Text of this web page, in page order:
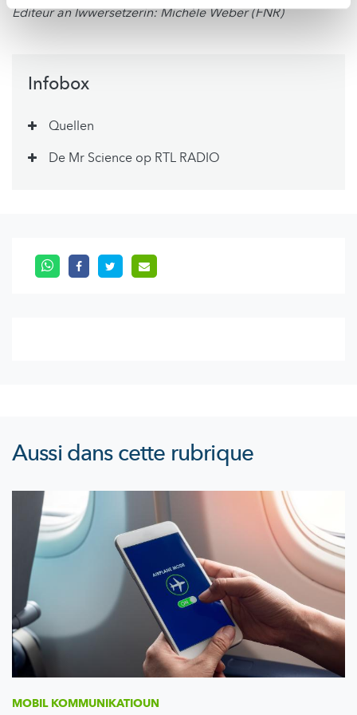
Editeur an Iwwersetzerin: Michèle Weber (FNR)
Infobox
Quellen
De Mr Science op RTL RADIO
Aussi dans cette rubrique
MOBIL KOMMUNIKATIOUN